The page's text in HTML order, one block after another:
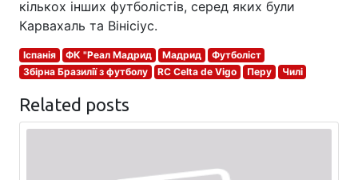
кількох інших футболістів, серед яких були
Карвахаль та Вінісіус.
Іспанія ФК "Реал Мадрид Мадрид
Футболіст
Збірна Бразилії з футболу
RC Celta de Vigo Перу Чилі
Related posts